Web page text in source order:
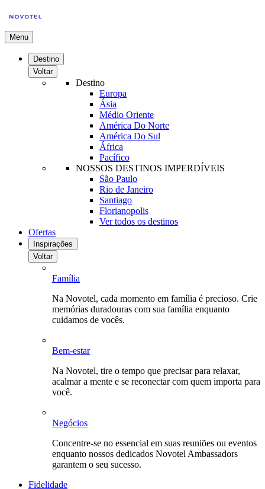
Menu
Destino
Voltar
Destino
Europa
Ásia
Médio Oriente
América Do Norte
América Do Sul
África
Pacífico
NOSSOS DESTINOS IMPERDÍVEIS
São Paulo
Rio de Janeiro
Santiago
Florianopolis
Ver todos os destinos
Ofertas
Inspirações
Voltar
Família
Na Novotel, cada momento em família é precioso. Crie
memórias duradouras com sua família enquanto
cuidamos de vocês.
Bem-estar
Na Novotel, tire o tempo que precisar para relaxar,
acalmar a mente e se reconectar com quem importa para
você.
Negócios
Concentre-se no essencial em suas reuniões ou eventos
enquanto nossos dedicados Novotel Ambassadors
garantem o seu sucesso.
Fidelidade